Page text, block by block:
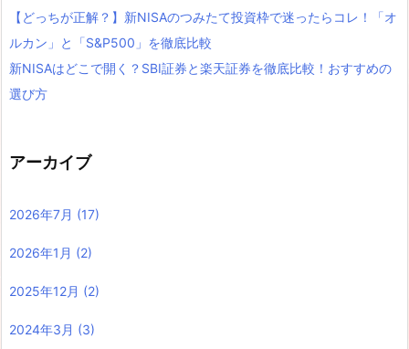
【どっちが正解？】新NISAのつみたて投資枠で迷ったらコレ！「オ
ルカン」と「S&P500」を徹底比較
新NISAはどこで開く？SBI証券と楽天証券を徹底比較！おすすめの
選び方
アーカイブ
2026年7月 (17)
2026年1月 (2)
2025年12月 (2)
2024年3月 (3)